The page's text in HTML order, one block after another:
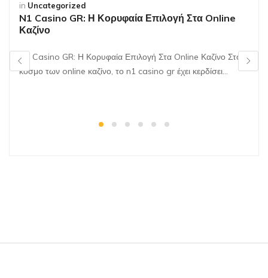
in Uncategorized
N1 Casino GR: Η Κορυφαία Επιλογή Στα Online
Καζίνο
N1 Casino GR: Η Κορυφαία Επιλογή Στα Online Καζίνο Στον
κόσμο των online καζίνο, το n1 casino gr έχει κερδίσει…